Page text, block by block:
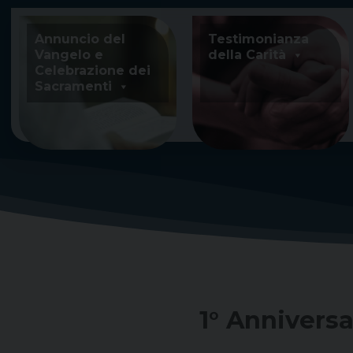
Skip
content
Annuncio del
Vangelo e
Celebrazione dei
Sacramenti
Testimonianza
della Carità
1°